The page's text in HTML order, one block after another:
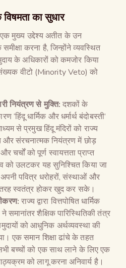
का सुधार
एक मुख्य उद्देश्य अतीत के उन
करना है, जिन्होंने व्यवस्थित
के अधिकारों को कमजोर किया
वीटो (Minority Veto) को
नियंत्रण से मुक्ति: दशकों के
धार्मिक और धर्मार्थ बंदोबस्ती’
से प्रमुख हिंदू मंदिरों को राज्य
और संरचनात्मक नियंत्रण में छोड़
चर्चों को पूर्ण स्वायत्तता प्राप्त
को उलटकर यह सुनिश्चित किया जा
पवित्र धरोहरों, संस्थाओं और
स्वतंत्र होकर खुद कर सके।
राज्य द्वारा वित्तपोषित धार्मिक
समानांतर शैक्षिक पारिस्थितिकी तंत्र
को आधुनिक अर्थव्यवस्था की
एक समान शिक्षा ढांचे के तहत
बच्चों को एक साथ लाने के लिए एक
को लागू करना अनिवार्य है।